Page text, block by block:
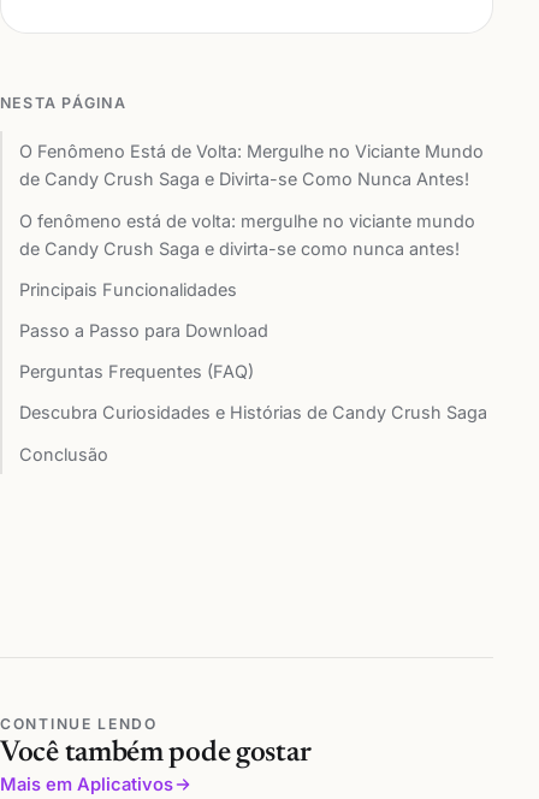
NESTA PÁGINA
O Fenômeno Está de Volta: Mergulhe no Viciante Mundo
de Candy Crush Saga e Divirta-se Como Nunca Antes!
O fenômeno está de volta: mergulhe no viciante mundo
de Candy Crush Saga e divirta-se como nunca antes!
Principais Funcionalidades
Passo a Passo para Download
Perguntas Frequentes (FAQ)
Descubra Curiosidades e Histórias de Candy Crush Saga
Conclusão
CONTINUE LENDO
Você também pode gostar
Mais em Aplicativos